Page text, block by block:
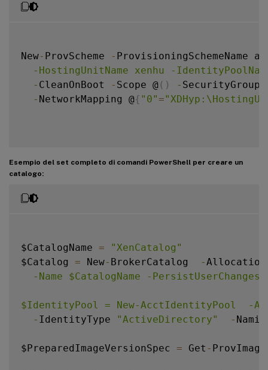
New- ProvScheme - ProvisioningSchemeName
-HostingUnitName xenhu -
- CleanOnBoot - Scope @( ) - SecurityGroup
- NetworkMapping @{ "0"=
Esempio del set completo di comandi PowerShell per creare un
catalogo:
$CatalogName =
"XenCatalog"
$Catalog = New- BrokerCatalog -
-Name $CatalogName -PersistUserChanges
$IdentityPool = New-AcctIdentityPool  -
- IdentityType "ActiveDirectory" -
$PreparedImageVersionSpec = Get -